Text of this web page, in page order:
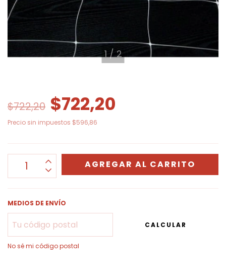
1/2
$722,20 $722,20
Precio sin impuestos $596,86
MEDIOS DE ENVÍO
CALCULAR
No sé mi código postal